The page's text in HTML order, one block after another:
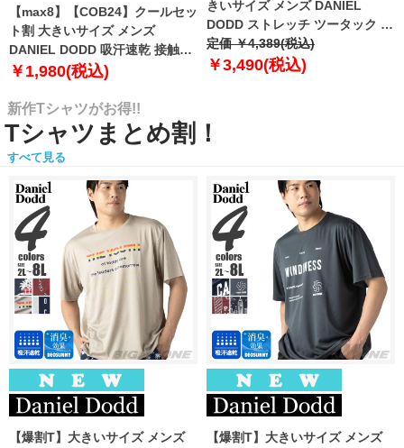
【max8】【COB24】クールセッ
ト割 大きいサイズ メンズ
DANIEL DODD 吸汗速乾 接触涼
感 Vネック 半袖 クールアンダー
2101
￥1,980(税込)
きいサイズ メンズ DANIEL
DODD ストレッチ ツータック チ
ノ パンツ チノパン テーパード
azp-210102
定価 ￥4,389(税込)
￥3,490(税込)
新作Tシャツがお得!!
Tシャツまとめ割！
すべて見る
【爆割T】大きいサイズ メンズ
【爆割T】大きいサイズ メンズ